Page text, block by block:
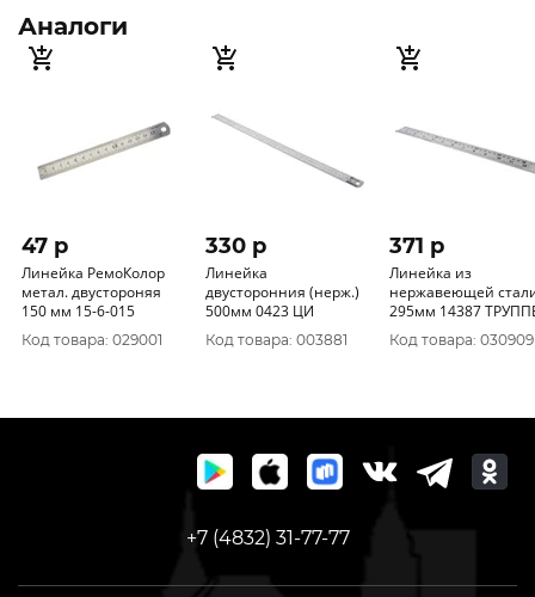
Аналоги
47 p
Линейка РемоКолор
метал. двустороняя
150 мм 15-6-015
Код товара: 029001
330 p
Линейка
двусторонния (нерж.)
500мм 0423 ЦИ
Код товара: 003881
371 p
Линейка из
нержавеющей
295мм 14387
Код товара: 030909
+7 (4832) 31-77-77